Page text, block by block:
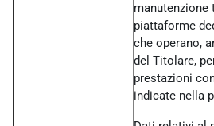
manutenzione
piattaforme
che operano,
del Titolare,
prestazioni
indicate nella